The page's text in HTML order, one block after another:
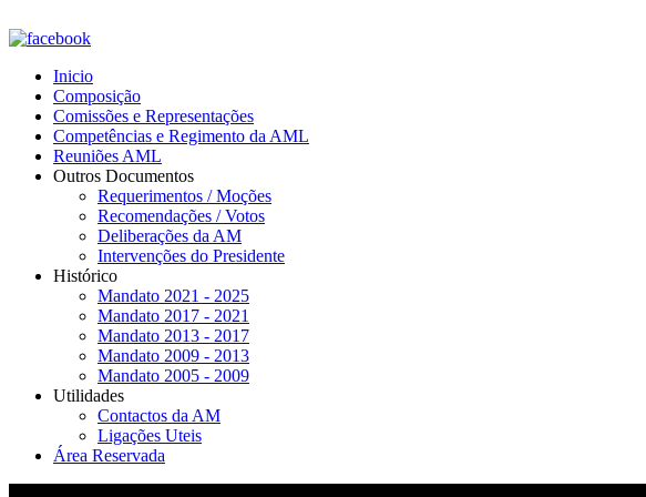
Inicio
Composição
Comissões e Representações
Competências e Regimento da AML
Reuniões AML
Outros Documentos
Requerimentos / Moções
Recomendações / Votos
Deliberações da AM
Intervenções do Presidente
Histórico
Mandato 2021 - 2025
Mandato 2017 - 2021
Mandato 2013 - 2017
Mandato 2009 - 2013
Mandato 2005 - 2009
Utilidades
Contactos da AM
Ligações Uteis
Área Reservada